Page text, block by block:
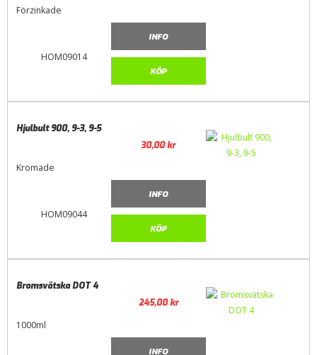
HOM09014
Förzinkade
INFO
KÖP
HOM09044
Hjulbult 900, 9-3, 9-5
Kromade
30,00kr
INFO
KÖP
Bromsvätska DOT 4
1000ml
245,00kr
INFO